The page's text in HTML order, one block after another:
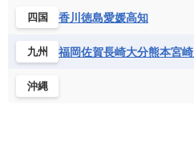
四国 香川 徳島愛媛高知
九州 福岡佐賀長崎大分熊本宮崎
沖縄